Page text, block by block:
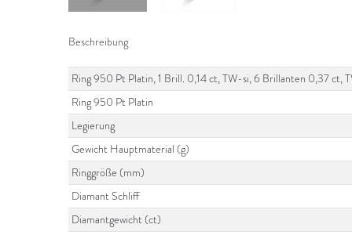
Beschreibung
Ring 950 Pt Platin, 1 Brill. 0,14 ct, TW-si, 6 Brillanten 0,37
Ring 950 Pt Platin
Legierung
Gewicht Hauptmaterial (g)
Ringgröße (mm)
Diamant Schliff
Diamantgewicht (ct)